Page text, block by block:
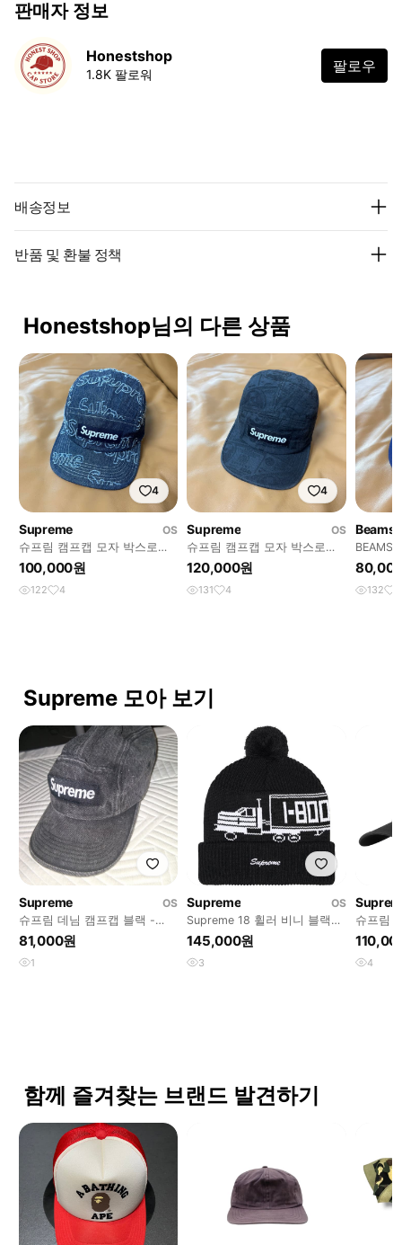
판매자 정보
Honestshop
1.8K 팔로워 팔로우
배송정보
반품 및 환불 정책
Honestshop님의 다른 상품
4
Supreme
OS
슈프림 캠프캡 모자 박스로고
레이저드 인디고 데님
100,000원
122 4
4
Supreme
OS
슈프림 캠프캡 모자 박스로고
100달러 워시드 블랙
120,000원
131 4
Beams
BEAMS
패널 볼
132
Supreme 모아 보기
Supreme
OS
슈프림 데님 캠프캡 블랙 -
24SS
81,000원
1
Supreme
OS
Supreme 18 휠러 비니 블랙
23FW
145,000원
3
슈프림
- 22FW
4
함께 즐겨찾는 브랜드 발견하기